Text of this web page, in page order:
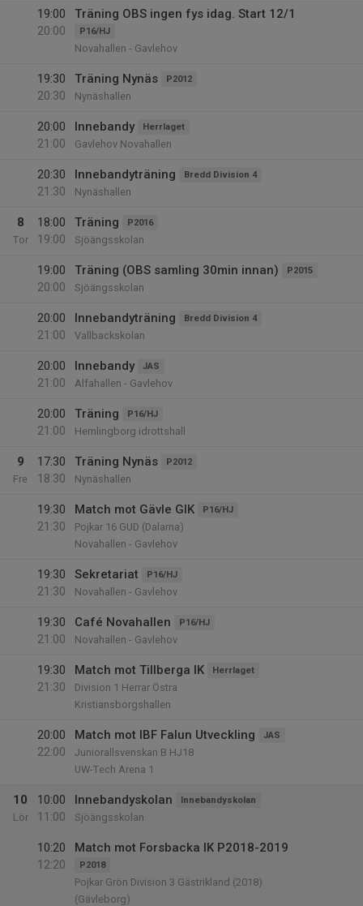
19:00
20:00
Träning OBS ingen fys idag. Start 12/1
P16/HJ
Novahallen - Gavlehov
19:30
20:30
Träning Nynäs P2012
Nynäshallen
20:00
21:00
Innebandy Herrlaget
Gavlehov Novahallen
20:30
21:30
Innebandyträning Bredd Division 4
Nynäshallen
8
Tor
18:00
19:00
Träning P2016
Sjöängsskolan
19:00
20:00
Träning (OBS samling 30min innan) P2015
Sjöängsskolan
20:00
21:00
Innebandyträning Bredd Division 4
Vallbackskolan
20:00
21:00
Innebandy JAS
Alfahallen - Gavlehov
20:00
21:00
Träning P16/HJ
Hemlingborg idrottshall
9
Fre
17:30
18:30
Träning Nynäs P2012
Nynäshallen
19:30
21:30
Match mot Gävle GIK P16/HJ
Pojkar 16 GUD (Dalarna)
Novahallen - Gavlehov
19:30
21:30
Sekretariat P16/HJ
Novahallen - Gavlehov
19:30
21:00
Café Novahallen P16/HJ
Novahallen - Gavlehov
19:30
21:30
Match mot Tillberga IK Herrlaget
Division 1 Herrar Östra
Kristiansborgshallen
20:00
22:00
Match mot IBF Falun Utveckling JAS
Juniorallsvenskan B HJ18
UW-Tech Arena 1
10
Lör
10:00
11:00
Innebandyskolan Innebandyskolan
Sjöängsskolan
10:20
12:20
Match mot Forsbacka IK P2018-2019
P2018
Pojkar Grön Division 3 Gästrikland (2018)
(Gävleborg)